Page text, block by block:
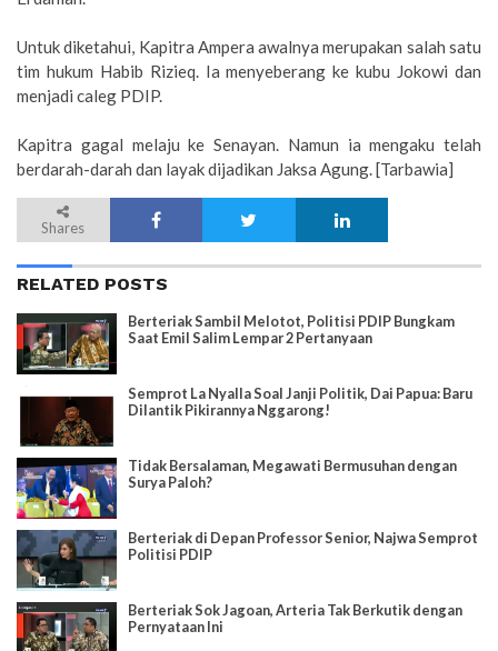
Untuk diketahui, Kapitra Ampera awalnya merupakan salah satu
tim hukum Habib Rizieq. Ia menyeberang ke kubu Jokowi dan
menjadi caleg PDIP.
Kapitra gagal melaju ke Senayan. Namun ia mengaku telah
berdarah-darah dan layak dijadikan Jaksa Agung. [Tarbawia]
Shares
RELATED POSTS
Berteriak Sambil Melotot, Politisi PDIP Bungkam
Saat Emil Salim Lempar 2 Pertanyaan
Semprot La Nyalla Soal Janji Politik, Dai Papua: Baru
Dilantik Pikirannya Nggarong!
Tidak Bersalaman, Megawati Bermusuhan dengan
Surya Paloh?
Berteriak di Depan Professor Senior, Najwa Semprot
Politisi PDIP
Berteriak Sok Jagoan, Arteria Tak Berkutik dengan
Pernyataan Ini